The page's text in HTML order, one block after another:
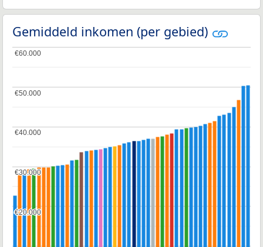
Gemiddeld inkomen (per gebied)
€20.000
€20.000
€30.000
€30.000
€40.000
€40.000
€50.000
€50.000
€60.000
€60.000